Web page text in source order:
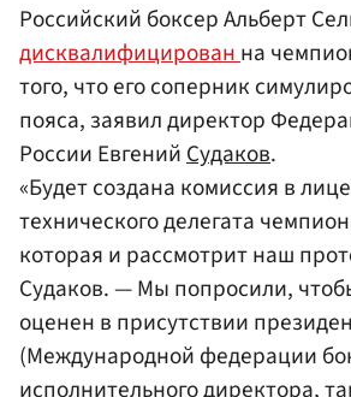
Российский боксер Альберт
дисквалифицированна
того, что его соперник
пояса, заявил директор
России ЕвгенийСудаков.
«Будет создана комиссия в
технического делегата
которая и рассмотрит наш
Судаков. — Мы попросили,
оценен в присутствии
(Международной федерации
исполнительного директора,